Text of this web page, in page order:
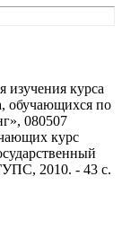
изучения курса
обучающихся по
080507
курс
2010. - 43 с.